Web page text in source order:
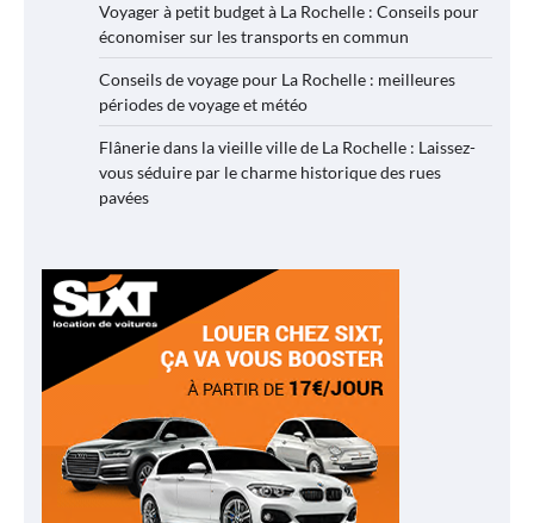
Voyager à petit budget à La Rochelle : Conseils pour
économiser sur les transports en commun
Conseils de voyage pour La Rochelle : meilleures
périodes de voyage et météo
Flânerie dans la vieille ville de La Rochelle : Laissez-
vous séduire par le charme historique des rues
pavées